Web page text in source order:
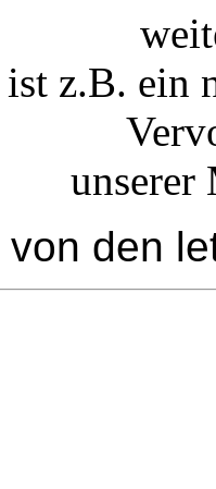
z.B. ein
unserer
von den